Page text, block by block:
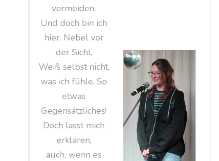
vermeiden,
Und doch bin ich
hier. Nebel vor
der Sicht,
Weiß selbst nicht,
was ich fühle. So
etwas
Gegensätzliches!
Doch lasst mich
erklären,
auch, wenn es